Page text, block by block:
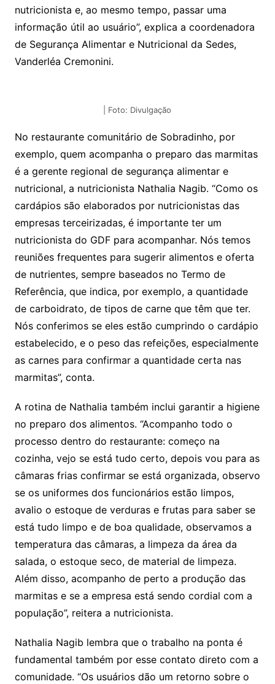
nutricionista e, ao mesmo tempo, passar uma
informação útil ao usuário”, explica a coordenadora
de Segurança Alimentar e Nutricional da Sedes,
Vanderléa Cremonini.
| Foto: Divulgação
No restaurante comunitário de Sobradinho, por
exemplo, quem acompanha o preparo das marmitas
é a gerente regional de segurança alimentar e
nutricional, a nutricionista Nathalia Nagib. “Como os
cardápios são elaborados por nutricionistas das
empresas terceirizadas, é importante ter um
nutricionista do GDF para acompanhar. Nós temos
reuniões frequentes para sugerir alimentos e oferta
de nutrientes, sempre baseados no Termo de
Referência, que indica, por exemplo, a quantidade
de carboidrato, de tipos de carne que têm que ter.
Nós conferimos se eles estão cumprindo o cardápio
estabelecido, e o peso das refeições, especialmente
as carnes para confirmar a quantidade certa nas
marmitas”, conta.
A rotina de Nathalia também inclui garantir a higiene
no preparo dos alimentos. “Acompanho todo o
processo dentro do restaurante: começo na
cozinha, vejo se está tudo certo, depois vou para as
câmaras frias confirmar se está organizada, observo
se os uniformes dos funcionários estão limpos,
avalio o estoque de verduras e frutas para saber se
está tudo limpo e de boa qualidade, observamos a
temperatura das câmaras, a limpeza da área da
salada, o estoque seco, de material de limpeza.
Além disso, acompanho de perto a produção das
marmitas e se a empresa está sendo cordial com a
população”, reitera a nutricionista.
Nathalia Nagib lembra que o trabalho na ponta é
fundamental também por esse contato direto com a
comunidade. “Os usuários dão um retorno sobre o